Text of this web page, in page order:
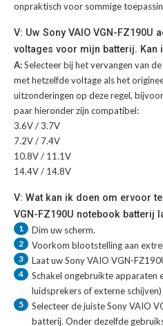
onpraktisch voor sommige
V: Uw Sony VAIO VGN-FZ190U
voltages voor mijn batterij. Kan
A:Selecteer bij het vervangen van
met hetzelfde voltage als het
uitzonderingen op deze regel,
paar hieronder zijn compatibel:
3.6V / 3.7V
7.2V / 7.4V
10.8V / 11.1V
14.4V / 14.8V
V: Wat kan ik doen om ervoor
VGN-FZ190U notebook batterij
1 Dim uw scherm.
2 Voorkom blootstelling aan
3 Laat uwSony VAIO VGN-
4
Schakel ongebruikte apparaten
luidsprekers of externe schijven)
5 Selecteer de juisteSony VAIO
batterij. Onder dezelfde